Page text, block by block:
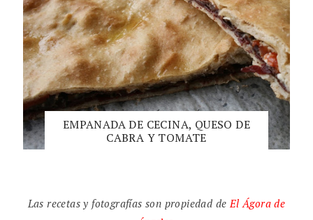
EMPANADA DE CECINA, QUESO DE
CABRA Y TOMATE
Las recetas y fotografías son propiedad deElÁgora de